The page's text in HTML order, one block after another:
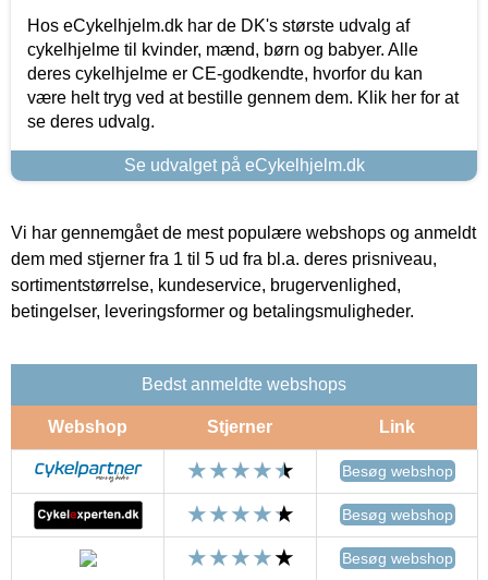
Hos eCykelhjelm.dk har de DK's største udvalg af
cykelhjelme til kvinder, mænd, børn og babyer. Alle
deres cykelhjelme er CE-godkendte, hvorfor du kan
være helt tryg ved at bestille gennem dem. Klik her for at
se deres udvalg.
Se udvalget på eCykelhjelm.dk
Vi har gennemgået de mest populære webshops og anmeldt
dem med stjerner fra 1 til 5 ud fra bl.a. deres prisniveau,
sortimentstørrelse, kundeservice, brugervenlighed,
betingelser, leveringsformer og betalingsmuligheder.
Bedst anmeldte webshops
Webshop Stjerner Link
Besøg webshop
Besøg webshop
Besøg webshop